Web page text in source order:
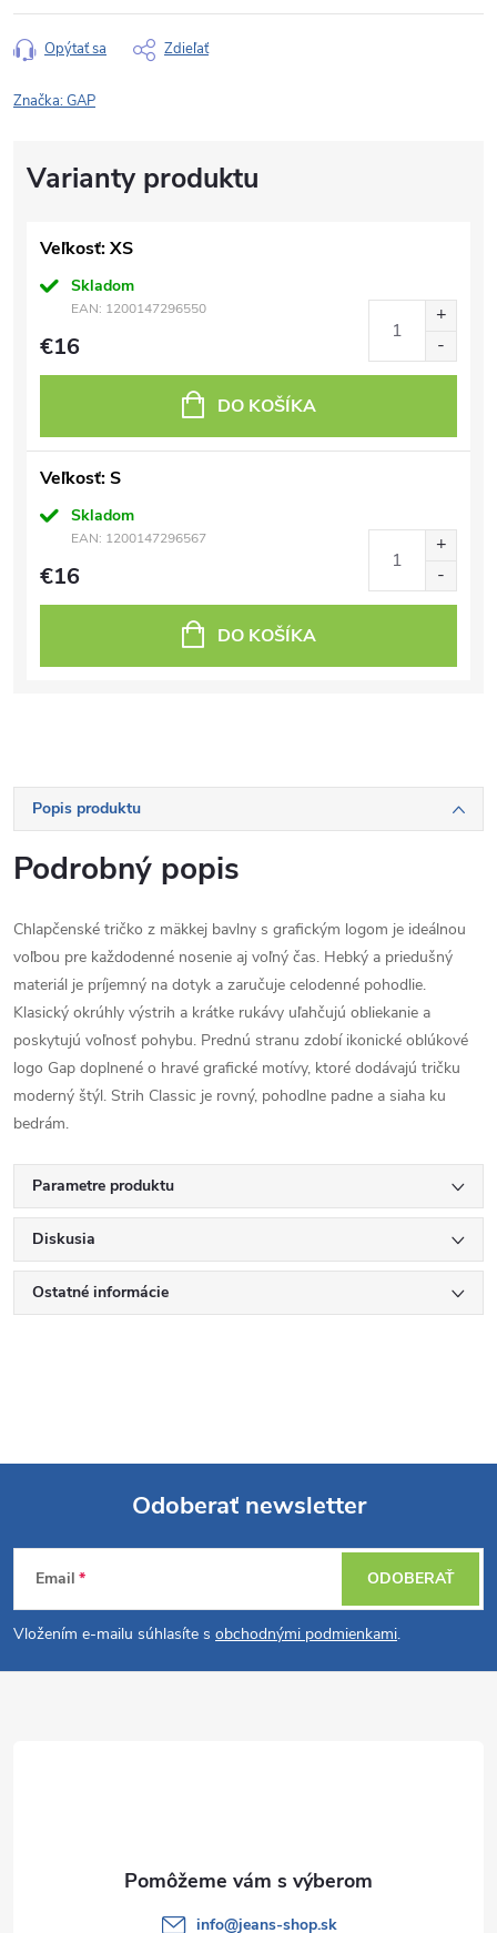
Opýtať sa Zdieľať
Značka:GAP
Veľkosť: XS
Skladom
EAN: 1200147296550
€16
DO KOŠÍKA
Veľkosť: S
Skladom
EAN: 1200147296567
€16
DO KOŠÍKA
Popis produktu
Podrobný popis
Chlapčenské tričko z mäkkej bavlny s grafickým logom je ideálnou
voľbou pre každodenné nosenie aj voľný čas. Hebký a priedušný
materiál je príjemný na dotyk a zaručuje celodenné pohodlie.
Klasický okrúhly výstrih a krátke rukávy uľahčujú obliekanie a
poskytujú voľnosť pohybu. Prednú stranu zdobí ikonické oblúkové
logo Gap doplnené o hravé grafické motívy, ktoré dodávajú tričku
moderný štýl. Strih Classic je rovný, pohodlne padne a siaha ku
bedrám.
Parametre produktu
Diskusia
Ostatné informácie
Z
á
p
Odoberať newsletter
Email
Vložením e-mailu súhlasíte s obchodnými podmienkami.
ODOBERAŤ
info@jeans-shop.sk